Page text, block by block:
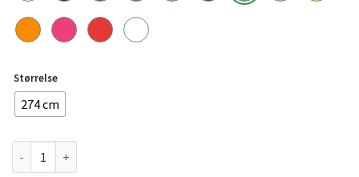
Størrelse
274 cm